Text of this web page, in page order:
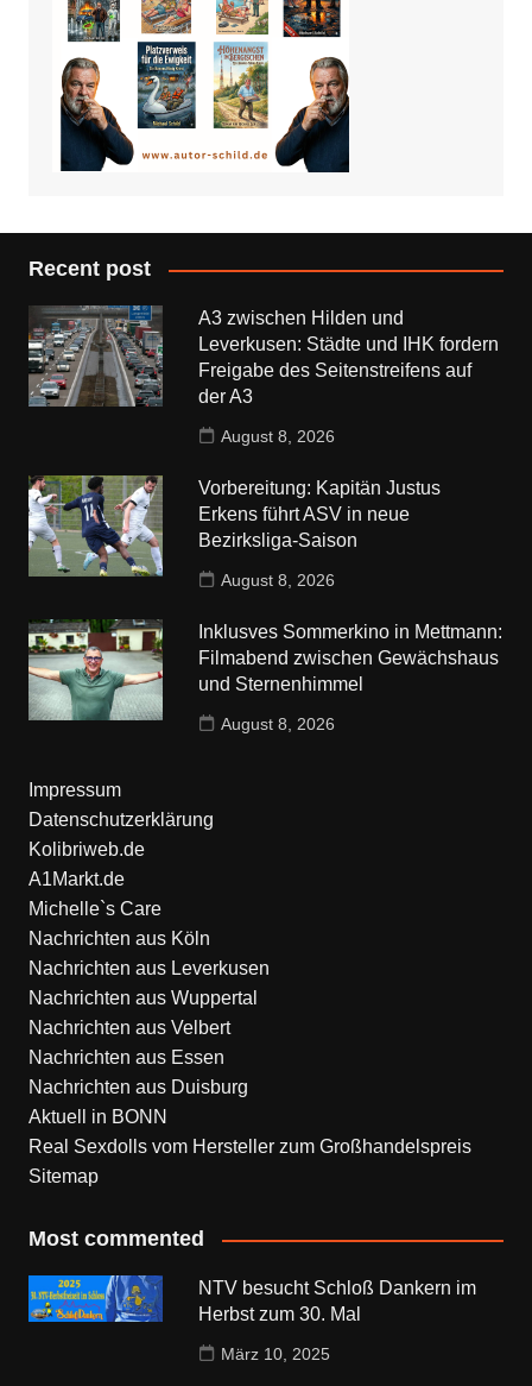
Recent post
A3 zwischen Hilden und
Leverkusen: Städte und IHK fordern
Freigabe des Seitenstreifens auf
der A3
August 8, 2026
Vorbereitung: Kapitän Justus
Erkens führt ASV in neue
Bezirksliga-Saison
August 8, 2026
Inklusves Sommerkino in Mettmann:
Filmabend zwischen Gewächshaus
und Sternenhimmel
August 8, 2026
Impressum
Datenschutzerklärung
Kolibriweb.de
A1Markt.de
Michelle`s Care
Nachrichten aus Köln
Nachrichten aus Leverkusen
Nachrichten aus Wuppertal
Nachrichten aus Velbert
Nachrichten aus Essen
Nachrichten aus Duisburg
Aktuell in BONN
Real Sexdolls vom Hersteller zum Großhandelspreis
Sitemap
Most commented
NTV besucht Schloß Dankern im
Herbst zum 30. Mal
März 10, 2025